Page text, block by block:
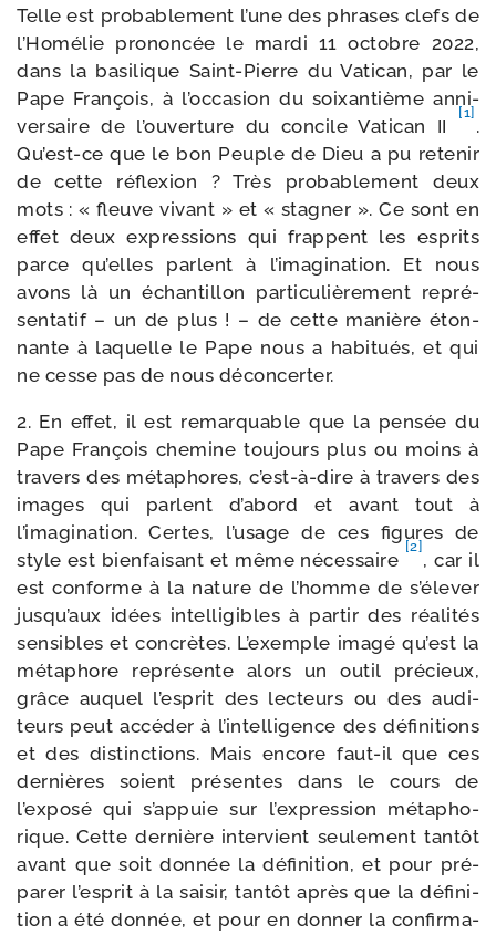
Telle est pro­ba­ble­ment l’une des phrases clefs de
l’Homélie pro­non­cée le mar­di 11 octobre 2022,
dans la basi­lique Saint-​Pierre du Vatican, par le
Pape François, à l’occasion du soixan­tième anni­
ver­saire de l’ouverture du concile Vatican II
[1]
.
Qu’est-ce que le bon Peuple de Dieu a pu rete­nir
de cette réflexion ? Très pro­ba­ble­ment deux
mots : « fleuve vivant » et « stag­ner ». Ce sont en
effet deux expres­sions qui frappent les esprits
parce qu’elles parlent à l’imagination. Et nous
avons là un échan­tillon par­ti­cu­liè­re­ment repré­
sen­ta­tif – un de plus ! – de cette manière éton­
nante à laquelle le Pape nous a habi­tués, et qui
ne cesse pas de nous déconcerter.
2. En effet, il est remar­quable que la pen­sée du
Pape François che­mine tou­jours plus ou moins à
tra­vers des méta­phores, c’est-à-dire à tra­vers des
images qui parlent d’abord et avant tout à
l’imagination. Certes, l’usage de ces figures de
style est bien­fai­sant et même néces­saire
[2]
, car il
est conforme à la nature de l’homme de s’élever
jusqu’aux idées intel­li­gibles à par­tir des réa­li­tés
sen­sibles et concrètes. L’exemple ima­gé qu’est la
méta­phore repré­sente alors un outil pré­cieux,
grâce auquel l’esprit des lec­teurs ou des audi­
teurs peut accé­der à l’intelligence des défi­ni­tions
et des dis­tinc­tions. Mais encore faut-​il que ces
der­nières soient pré­sentes dans le cours de
l’exposé qui s’appuie sur l’expression méta­pho­
rique. Cette der­nière inter­vient seule­ment tan­tôt
avant que soit don­née la défi­ni­tion, et pour pré­
pa­rer l’esprit à la sai­sir, tan­tôt après que la défi­ni­
tion a été don­née, et pour en don­ner la confir­ma­